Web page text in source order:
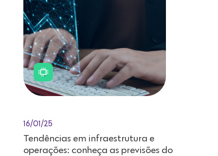
16/01/25
Tendências em infraestrutura e
operações: conheça as previsões do